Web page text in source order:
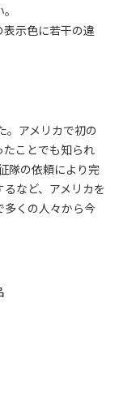
示色に若干の違
。アメリカで初の
ことでも知られ
隊の依頼により完
など、アメリカを
多くの人々から今